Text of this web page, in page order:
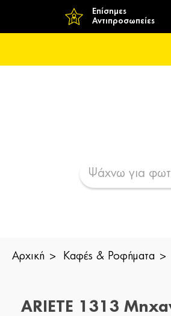
Επίσημες
Αντιπροσωπείες
Αρχική Καφές & Ροφήματα
ARIETE 1313